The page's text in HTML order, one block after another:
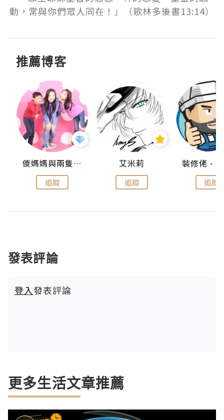
動，常與你們眾人同在！」（歌林多後書13:14）
推薦博客
儍媽媽與兩隻小魔怪之家
追蹤
艾米莉
追蹤 追蹤
發表評論
登入發表評論
更多生活文章推薦